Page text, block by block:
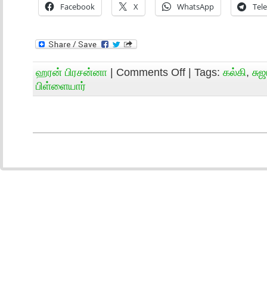
Facebook X WhatsApp
ஹரன் பிரசன்னா | Comments Off | Tags: கல்கி,
பிள்ளையார்